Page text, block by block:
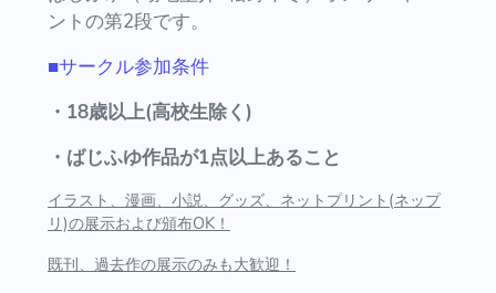
ントの第2段です。
■サークル参加条件
・18歳以上(高校生除く)
・ばじふゆ作品が1点以上あること
イラスト、漫画、小説、グッズ、ネットプリント(ネップ
リ)の展示および頒布OK！
既刊、過去作の展示のみも大歓迎！